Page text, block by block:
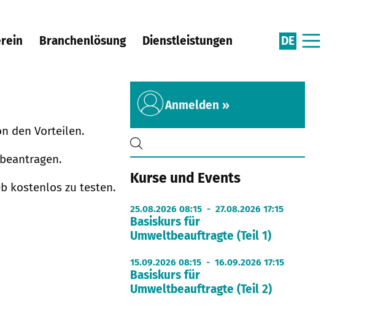
Branchenlösung Dienstleistungen DE
den Vorteilen.
kostenlos zu testen.
Anmelden »
Kurse und Events
25.08.2026 08:15 - 27.08.2026 17:15
Basiskurs für
Umweltbeauftragte (Teil 1)
15.09.2026 08:15 - 16.09.2026 17:15
Basiskurs für
Umweltbeauftragte (Teil 2)